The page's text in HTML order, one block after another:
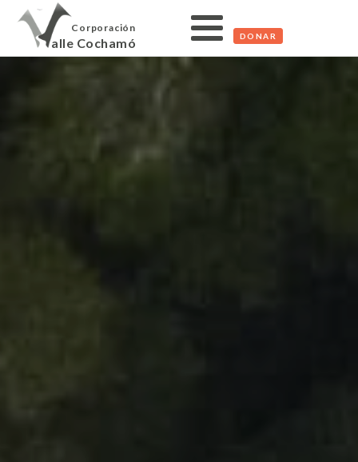
Corporación
alle Cochamó DONAR